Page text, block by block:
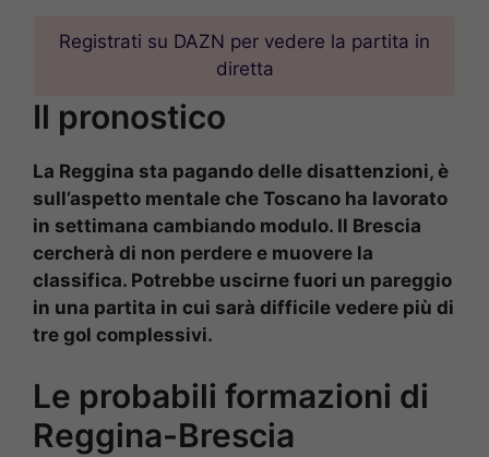
Registrati su DAZN per vedere la partita in
diretta
Il pronostico
La Reggina sta pagando delle disattenzioni, è
sull’aspetto mentale che Toscano ha lavorato
in settimana cambiando modulo. Il Brescia
cercherà di non perdere e muovere la
classifica. Potrebbe uscirne fuori un pareggio
in una partita in cui sarà difficile vedere più di
tre gol complessivi.
Le probabili formazioni di
Reggina-Brescia